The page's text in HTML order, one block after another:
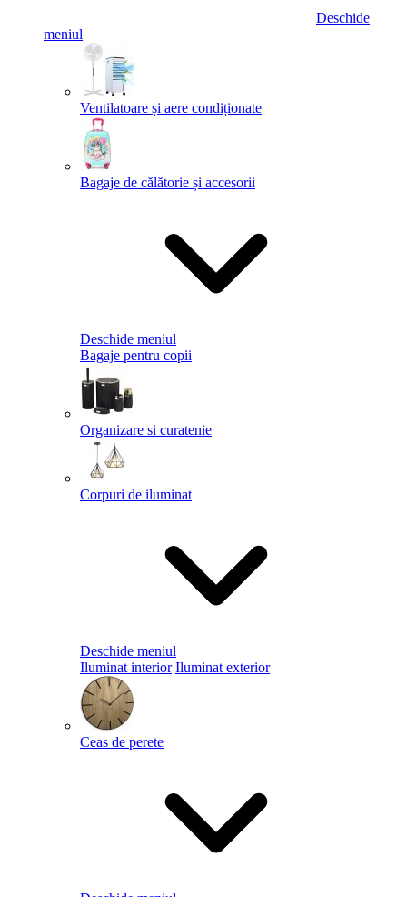
Deschide
meniul
Ventilatoare și aere condiționate
Bagaje de călătorie și accesorii
Deschide meniul
Bagaje pentru copii
Organizare si curatenie
Corpuri de iluminat
Deschide meniul
Iluminat interior Iluminat exterior
Ceas de perete